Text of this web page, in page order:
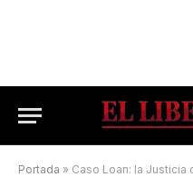
Portada » Caso Loan: la Justicia citó